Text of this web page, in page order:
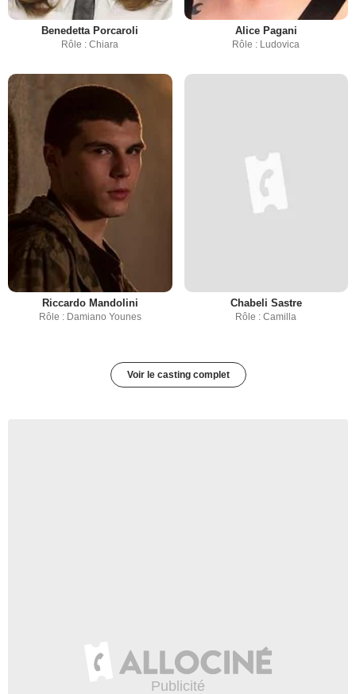
Benedetta Porcaroli
Rôle : Chiara
Alice Pagani
Rôle : Ludovica
Riccardo Mandolini
Rôle : Damiano Younes
Chabeli Sastre
Rôle : Camilla
Voir le casting complet